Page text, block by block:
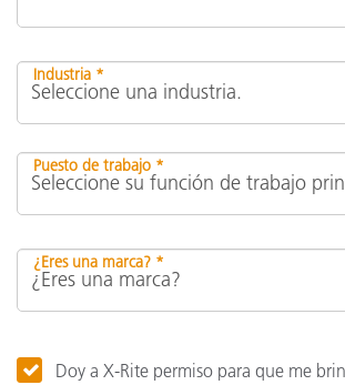
Industria *
Puesto de trabajo *
¿Eres una marca? *
Doy a X-Rite permiso para que me